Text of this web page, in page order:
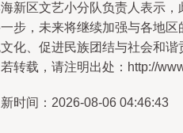
新区文艺小分队负责人表示，
步，未来将继续加强与各地
化、促进民族团结与社会和谐
转载，请注明出处：http://
时间：2026-08-06 04:46:43